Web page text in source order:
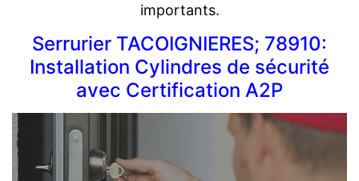
importants.
Serrurier TACOIGNIERES; 78910:
Installation Cylindres de sécurité
avec Certification A2P